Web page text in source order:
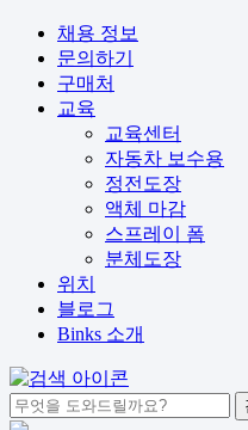
채용 정보
문의하기
구매처
교육
교육센터
자동차 보수용
정전도장
액체 마감
스프레이 폼
분체도장
위치
블로그
Binks 소개